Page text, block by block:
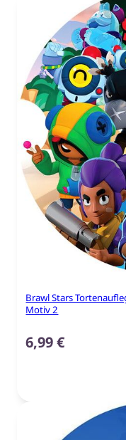
Brawl Stars
Motiv 2
6,99€